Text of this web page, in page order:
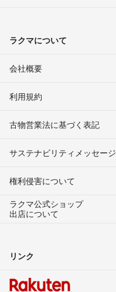
ラクマについて
会社概要
利用規約
古物営業法に基づく表記
サステナビリティメッセージ
権利侵害について
ラクマ公式ショップ
出店について
リンク